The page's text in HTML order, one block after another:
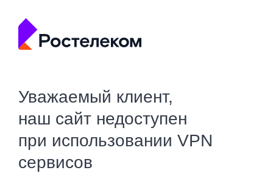
Уважаемый клиент,
наш сайт недоступен
при использовании VPN
сервисов